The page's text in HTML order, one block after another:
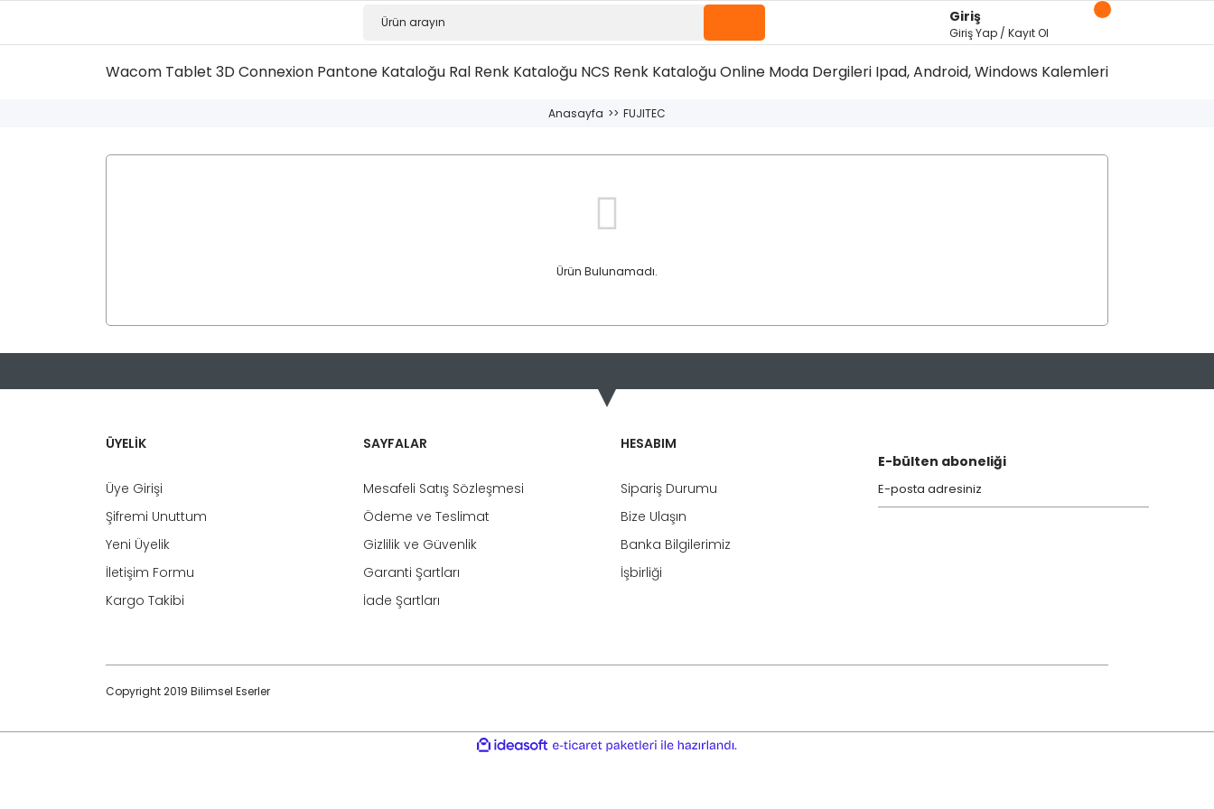
Giriş
Giriş Yap / Kayıt Ol
Wacom Tablet 3D Connexion Pantone Kataloğu Ral Renk Kataloğu NCS Renk KataloğuOnline Moda Dergileri Ipad, Android, Windows Kalemleri
Anasayfa FUJITEC
Ürün Bulunamadı.
ÜYELİK
Üye Girişi
Şifremi Unuttum
Yeni Üyelik
İletişim Formu
Kargo Takibi
SAYFALAR
Mesafeli Satış Sözleşmesi
Ödeme ve Teslimat
Gizlilik ve Güvenlik
Garanti Şartları
İade Şartları
HESABIM
Sipariş Durumu
Bize Ulaşın
Banka Bilgilerimiz
İşbirliği
E-bülten aboneliği
Copyright 2019 Bilimsel Eserler
ideasoft
e-